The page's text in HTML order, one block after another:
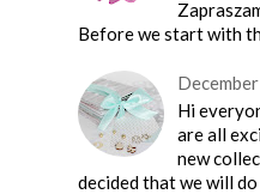
Before we start with
Hi
are all
new
decided that we will do